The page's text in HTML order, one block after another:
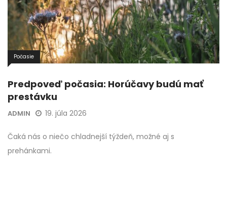
Počasie
Predpoveď počasia: Horúčavy budú mať
prestávku
ADMIN 19. júla 2026
Čaká nás o niečo chladnejší týždeň, možné aj s
prehánkami.